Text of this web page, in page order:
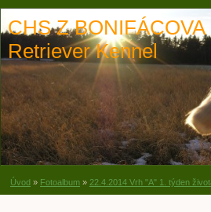
CHS Z BONIFÁCOVA
Retriever Kennel
Úvod » Fotoalbum » 22.4.2014 Vrh "A" 1. týden